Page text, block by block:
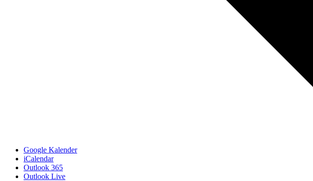
Google Kalender
iCalendar
Outlook 365
Outlook Live